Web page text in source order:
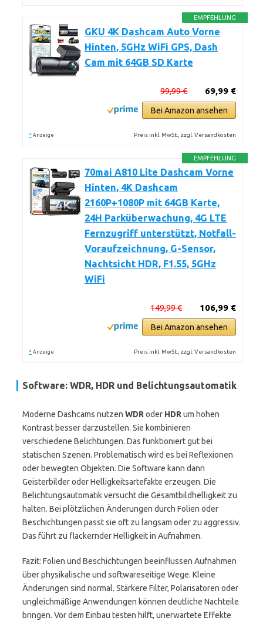
EMPFEHLUNG
GKU 4K Dashcam Auto Vorne
Hinten, 5GHz WiFi GPS, Dash
Cam mit 64GB SD Karte
69,99 €
99,99 €
Bei Amazon ansehen
* Anzeige Preis inkl. MwSt., zzgl. Versandkosten
EMPFEHLUNG
70mai A810 Lite Dashcam Vorne
Hinten, 4K Dashcam
2160P+1080P mit 64GB Karte,
24H Parküberwachung, 4G LTE
Fernzugriff unterstützt, Notfall-
Voraufzeichnung, G-Sensor,
Nachtsicht HDR, F1.55, 5GHz
WiFi
106,99 €
149,99 €
Bei Amazon ansehen
* Anzeige Preis inkl. MwSt., zzgl. Versandkosten
Software: WDR, HDR und Belichtungsautomatik
Moderne Dashcams nutzen WDR oder HDR um hohen
Kontrast besser darzustellen. Sie kombinieren
verschiedene Belichtungen. Das funktioniert gut bei
statischen Szenen. Problematisch wird es bei Reflexionen
oder bewegten Objekten. Die Software kann dann
Geisterbilder oder Helligkeitsartefakte erzeugen. Die
Belichtungsautomatik versucht die Gesamtbildhelligkeit zu
halten. Bei plötzlichen Änderungen durch Folien oder
Beschichtungen passt sie oft zu langsam oder zu aggressiv.
Das führt zu flackernder Helligkeit in Aufnahmen.
Fazit: Folien und Beschichtungen beeinflussen Aufnahmen
über physikalische und softwareseitige Wege. Kleine
Änderungen sind normal. Stärkere Filter, Polarisatoren oder
ungleichmäßige Anwendungen können deutliche Nachteile
bringen. Vor dem Einbau testen hilft, unerwartete Effekte